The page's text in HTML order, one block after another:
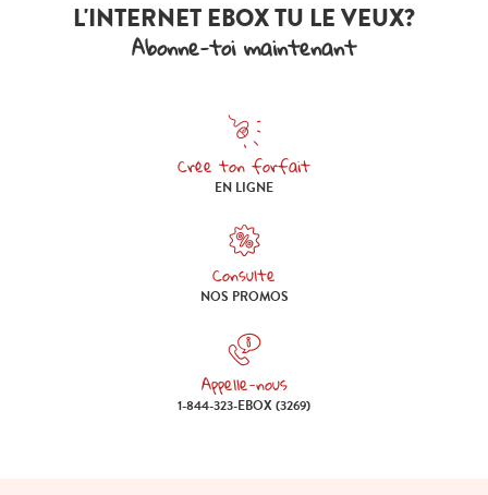
L'INTERNET EBOX TU LE VEUX?
Abonne-toi maintenant
Crée ton forfait
Crée ton forfait en ligne
EN LIGNE
Consulte
Consulte nos promos
NOS PROMOS
Appelle-nous
Appelle-nous 1-844-323-EBOX
1-844-323-EBOX (3269)